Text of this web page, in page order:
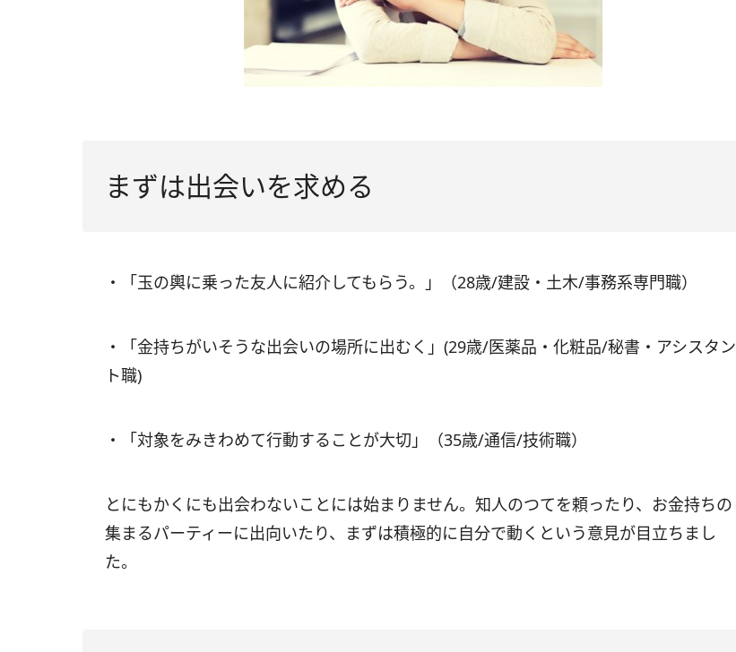
まずは出会いを求める
・「玉の輿に乗った友人に紹介してもらう。」（28歳/建設・土木/事務系専門職）
・「金持ちがいそうな出会いの場所に出むく」(29歳/医薬品・化粧品/秘書・アシスタン
ト職)
・「対象をみきわめて行動することが大切」（35歳/通信/技術職）
とにもかくにも出会わないことには始まりません。知人のつてを頼ったり、お金持ちの
集まるパーティーに出向いたり、まずは積極的に自分で動くという意見が目立ちまし
た。